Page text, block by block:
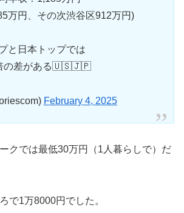
万円、その次渋谷区912万円)
と日本トップでは
の差がある🇺🇸🇯🇵
February 4, 2025
クでは最低30万円（1人暮らしで）だ
で1万8000円でした。